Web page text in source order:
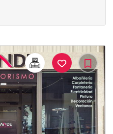
16Me
Gusta